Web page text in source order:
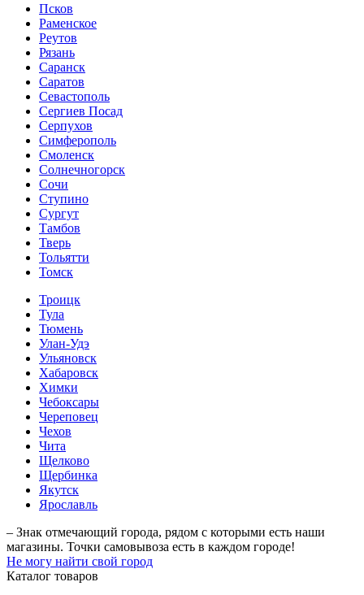
Псков
Раменское
Реутов
Рязань
Саранск
Саратов
Севастополь
Сергиев Посад
Серпухов
Симферополь
Смоленск
Солнечногорск
Сочи
Ступино
Сургут
Тамбов
Тверь
Тольятти
Томск
Троицк
Тула
Тюмень
Улан-Удэ
Ульяновск
Хабаровск
Химки
Чебоксары
Череповец
Чехов
Чита
Щелково
Щербинка
Якутск
Ярославль
– Знак отмечающий города, рядом с которыми есть наши
магазины. Точки самовывоза есть в каждом городе!
Не могу найти свой город
Каталог товаров